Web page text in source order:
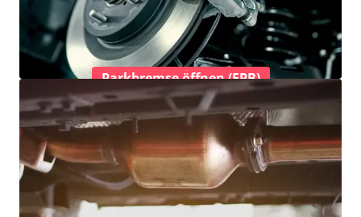
Parkbremse öffnen (EPB)